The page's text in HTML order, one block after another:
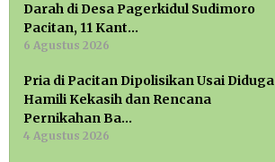
Darah di Desa Pagerkidul Sudimoro
Pacitan, 11 Kant…
6 Agustus 2026
Pria di Pacitan Dipolisikan Usai Diduga
Hamili Kekasih dan Rencana
Pernikahan Ba…
4 Agustus 2026